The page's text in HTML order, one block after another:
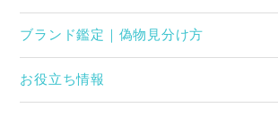
ブランド鑑定｜偽物見分け方
お役立ち情報